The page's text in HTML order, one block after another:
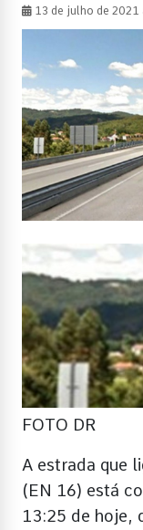
13 de julho de 2021
FOTO DR
A estrada que
(EN 16) está
13:25 de hoje,